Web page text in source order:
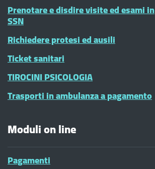
Prenotare e disdire visite ed esami in
SSN
Richiedere protesi ed ausili
Ticket sanitari
TIROCINI PSICOLOGIA
Trasporti in ambulanza a pagamento
Moduli on line
Pagamenti